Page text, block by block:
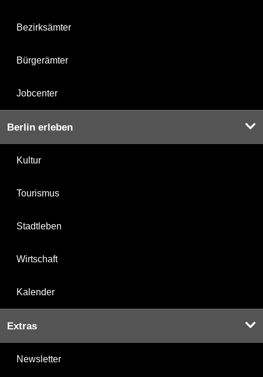
Bezirksämter
Bürgerämter
Jobcenter
Berlin erleben
Kultur
Tourismus
Stadtleben
Wirtschaft
Kalender
Extras
Newsletter